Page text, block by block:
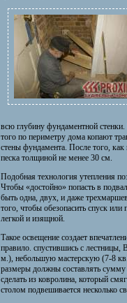
всю глубину фундаментной
того по периметру дома копают
стены фундамента. После того,
песка толщиной не менее 30 см.
Подобная технология утепления
Чтобы «достойно» попасть в
быть одна, двух, и даже
того, чтобы обезопасить спуск
легкой и изящной.
Такое освещение создает
правило. спустившись с лестницы,
м.), небольшую мастерскую (7-8
размеры должны составлять сумму
сделать из ковролина, который
столом подвешивается несколько